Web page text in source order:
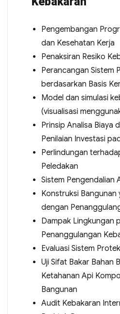
Pengembangan
dan Kesehatan Kerja
Penaksiran Resiko
Perancangan Sistem
berdasarkan Basis
Model dan simulasi
(visualisasi
Prinsip Analisa Biaya
Penilaian Investasi
Perlindungan
Peledakan
Sistem Pengendalian
Konstruksi Bangunan
dengan
Dampak Lingkungan
Penanggulangan
Evaluasi Sistem
Uji Sifat Bakar Bahan
Ketahanan Api
Bangunan
Audit Kebakaran